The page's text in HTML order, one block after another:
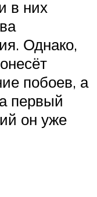
в них
Однако,
побоев, а
первый
он уже